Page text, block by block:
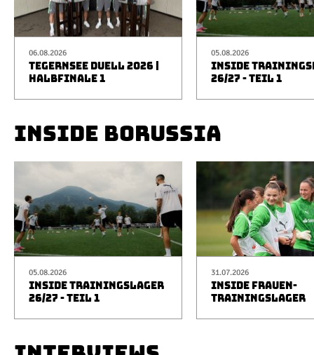
06.08.2026
TEGERNSEE DUELL 2026 |
HALBFINALE 1
05.08.2026
INSIDE
26/27 - TEIL 1
INSIDE BORUSSIA
05.08.2026
INSIDE TRAININGSLAGER
26/27 - TEIL 1
31.07.2026
INSIDE FRAUEN-
TRAININGSLAGER